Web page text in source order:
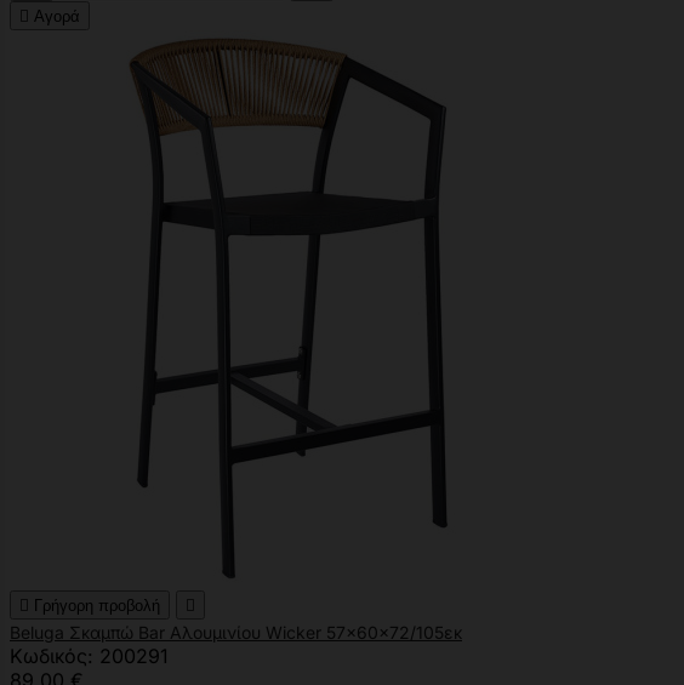
 Αγορά
 Γρήγορη προβολή 
Beluga Σκαμπώ Bar Αλουμινίου Wicker 57x60x72/105εκ
Κωδικός: 200291
89,00 €